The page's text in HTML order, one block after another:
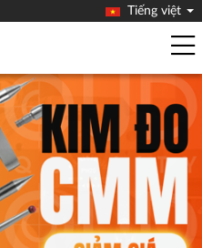
Tiếng việt